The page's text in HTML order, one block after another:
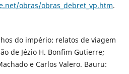
obras/obras_debret_vp.htm.
do império: relatos de viagem
de Jézio H. Bonfim Gutierre;
e Carlos Valero. Bauru: